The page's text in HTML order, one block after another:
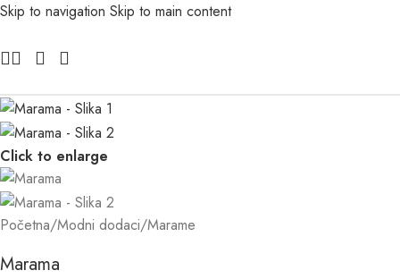
Skip to navigation Skip to main content
Click to enlarge
Početna/Modni dodaci/Marame
Marama